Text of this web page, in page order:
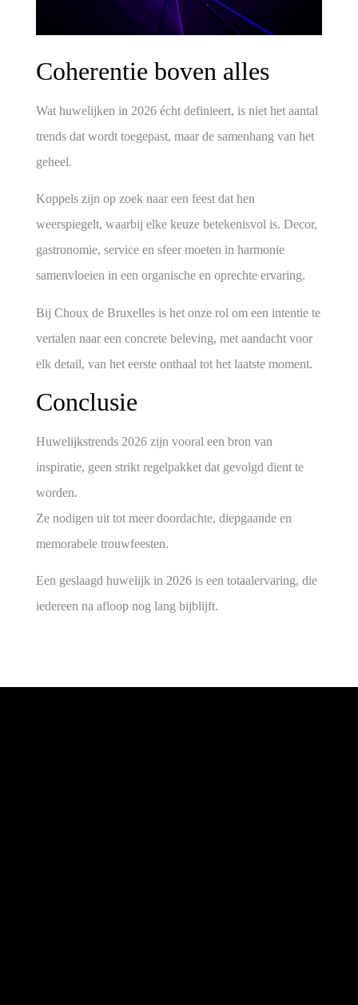
Coherentie boven alles
Wat huwelijken in 2026 écht definieert, is niet het aantal
trends dat wordt toegepast, maar de samenhang van het
geheel.
Koppels zijn op zoek naar een feest dat hen
weerspiegelt, waarbij elke keuze betekenisvol is. Decor,
gastronomie, service en sfeer moeten in harmonie
samenvloeien in een organische en oprechte ervaring.
Bij Choux de Bruxelles is het onze rol om een intentie te
vertalen naar een concrete beleving, met aandacht voor
elk detail, van het eerste onthaal tot het laatste moment.
Conclusie
Huwelijkstrends 2026 zijn vooral een bron van
inspiratie, geen strikt regelpakket dat gevolgd dient te
worden.
Ze nodigen uit tot meer doordachte, diepgaande en
memorabele trouwfeesten.
Een geslaagd huwelijk in 2026 is een totaalervaring, die
iedereen na afloop nog lang bijblijft.